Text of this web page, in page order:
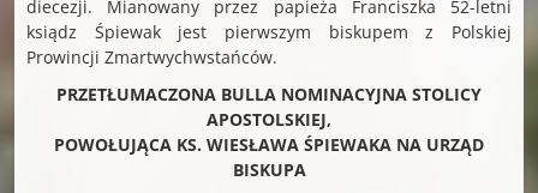
diecezji. Mianowany przez papieża Franciszka 52-letni
ksiądz Śpiewak jest pierwszym biskupem z Polskiej
Prowincji Zmartwychwstańców.
PRZETŁUMACZONA BULLA NOMINACYJNA STOLICY
APOSTOLSKIEJ,
POWOŁUJĄCA KS. WIESŁAWA ŚPIEWAKA NA URZĄD
BISKUPA